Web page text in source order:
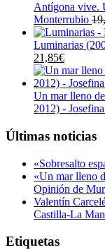
Antígona vive.
Monterrubio
Luminarias
El
precio
original
era:
23,00€.
21,85€El
precio
actual
es:
21,85€.
Un mar lleno
2012) -
Últimas noticias
«Sobresalto
«Un mar lleno
Opinión de
Valentín
Castilla-La
Etiquetas